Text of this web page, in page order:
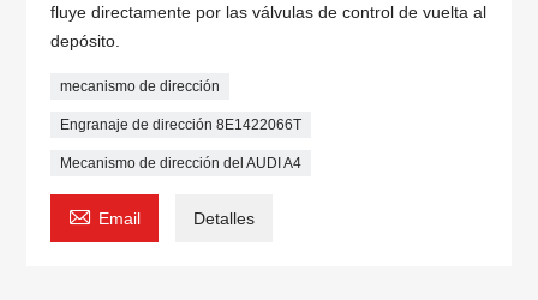
fluye directamente por las válvulas de control de vuelta al
depósito.
mecanismo de dirección
Engranaje de dirección 8E1422066T
Mecanismo de dirección del AUDI A4
 Email Detalles